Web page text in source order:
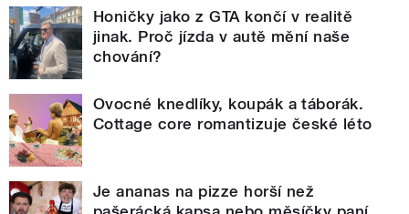
Honičky jako z GTA končí v realitě
jinak. Proč jízda v autě mění naše
chování?
Ovocné knedlíky, koupák a táborák.
Cottage core romantizuje české léto
Je ananas na pizze horší než